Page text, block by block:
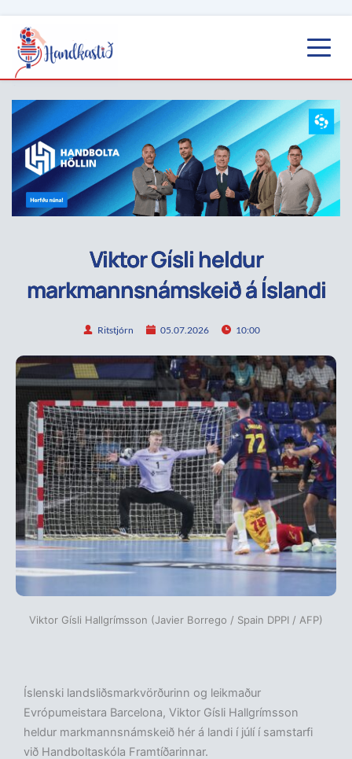
Viktor Gísli heldur
markmannsnámskeið á Íslandi
Ritstjórn 05.07.2026 10:00
Viktor Gísli Hallgrímsson (Javier Borrego / Spain DPPI / AFP)
Íslenski landsliðsmarkvörðurinn og leikmaður
Evrópumeistara Barcelona, Viktor Gísli Hallgrímsson
heldur markmannsnámskeið hér á landi í júlí í samstarfi
við Handboltaskóla Framtíðarinnar.